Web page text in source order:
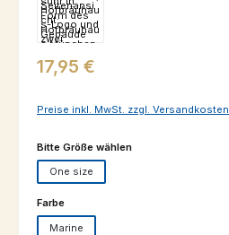
Regulärer Preis:
17,95 €
Preise inkl. MwSt. zzgl. Versandkosten
Bitte Größe wählenauswählen
One size
Farbeauswählen
Marine